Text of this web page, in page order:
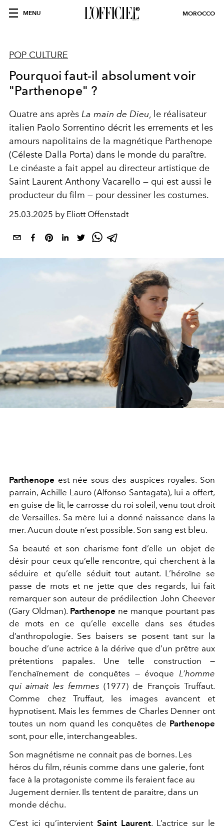
MENU MOROCCO
POP CULTURE
Pourquoi faut-il absolument voir
"Parthenope" ?
Quatre ans après La main de Dieu, le réalisateur
italien Paolo Sorrentino décrit les errements et les
amours napolitains de la magnétique Parthenope
(Céleste Dalla Porta) dans le monde du paraître.
Le cinéaste a fait appel au directeur artistique de
Saint Laurent Anthony Vacarello — qui est aussi le
producteur du film — pour dessiner les costumes.
25.03.2025 by Eliott Offenstadt
Parthenope est née sous des auspices royales. Son
parrain, Achille Lauro (Alfonso Santagata), lui a offert,
en guise de lit, le carrosse du roi soleil, venu tout droit
de Versailles. Sa mère lui a donné naissance dans la
mer. Aucun doute n’est possible. Son sang est bleu.
Sa beauté et son charisme font d’elle un objet de
désir pour ceux qu’elle rencontre, qui cherchent à la
séduire et qu’elle séduit tout autant. L’héroïne se
passe de mots et ne jette que des regards, lui fait
remarquer son auteur de prédilection John Cheever
(Gary Oldman). Parthenope ne manque pourtant pas
de mots en ce qu’elle excelle dans ses études
d’anthropologie. Ses baisers se posent tant sur la
bouche d’une actrice à la dérive que d’un prêtre aux
prétentions papales. Une telle construction —
l’enchaînement de conquêtes — évoque L’homme
qui aimait les femmes (1977) de François Truffaut.
Comme chez Truffaut, les images avancent et
hypnotisent. Mais les femmes de Charles Denner ont
toutes un nom quand les conquêtes de Parthenope
sont, pour elle, interchangeables.
Son magnétisme ne connait pas de bornes. Les
héros du film, réunis comme dans une galerie, font
face à la protagoniste comme ils feraient face au
Jugement dernier. Ils tentent de paraitre, dans un
monde déchu.
C’est ici qu’intervient Saint Laurent. L’actrice sur le